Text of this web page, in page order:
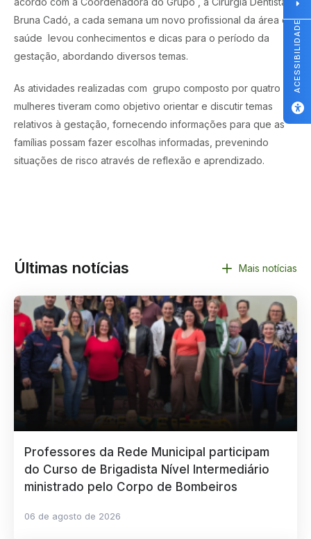
Bruna Cadó, a cada semana um novo profissional da área da
saúde levou conhecimentos e dicas para o período da
gestação, abordando diversos temas.
As atividades realizadas com grupo composto por quatro
mulheres tiveram como objetivo orientar e discutir temas
relativos à gestação, fornecendo informações para que as
famílias possam fazer escolhas informadas, prevenindo
situações de risco através de reflexão e aprendizado.
Últimas notícias Mais notícias
Professores da Rede Municipal participam
do Curso de Brigadista Nível Intermediário
ministrado pelo Corpo de Bombeiros
06 de agosto de 2026
ACESSIBILIDADE